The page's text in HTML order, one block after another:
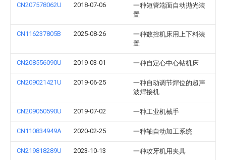
CN207578062U 2018-07-06
一种短管端面自动抛光装
置
CN116237805B 2025-08-26
一种数控机床用上下料装
置
CN208556090U 2019-03-01 一种自定心中心钻机床
CN209021421U 2019-06-25
一种自动调节焊位的超声
波焊接机
CN209050590U 2019-07-02 一种工业机械手
CN110834949A 2020-02-25 一种轴自动加工系统
CN219818289U 2023-10-13 一种攻牙机用夹具